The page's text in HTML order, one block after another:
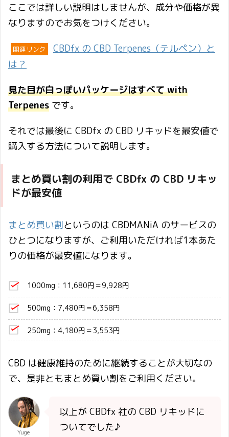
ここでは詳しい説明はしませんが、成分や価格が異
なりますのでお気をつけください。
関連リンク
CBDfx の CBD Terpenes（テルペン）と
は？
見た目が白っぽいパッケージはすべて with
Terpenes です。
それでは最後に CBDfx の CBD リキッドを最安値で
購入する方法について説明します。
まとめ買い割の利用で CBDfx の CBD リキッ
ドが最安値
まとめ買い割というのは CBDMANiA のサービスの
ひとつになりますが、ご利用いただければ1本あた
りの価格が最安値になります。
1000mg：11,680円＝9,928円
500mg：7,480円＝6,358円
250mg：4,180円＝3,553円
CBD は健康維持のために継続することが大切なの
で、是非ともまとめ買い割をご利用ください。
Yuge
以上が CBDfx 社の CBD リキッドに
ついてでした♪